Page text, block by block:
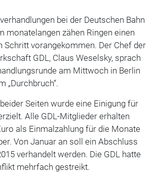
bei der Deutschen Bahn
monatelangen zähen Ringen einen
Schritt vorangekommen. Der Chef der
GDL, Claus Weselsky, sprach
am Mittwoch in Berlin
„Durchbruch“.
Seiten wurde eine Einigung für
Alle GDL-Mitglieder erhalten
als Einmalzahlung für die Monate
Von Januar an soll ein Abschluss
verhandelt werden. Die GDL hatte
mehrfach gestreikt.